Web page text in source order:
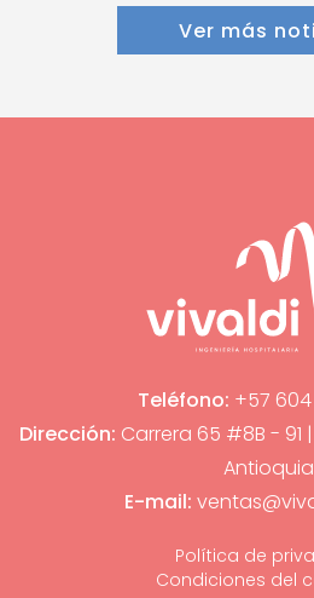
Ver más
Teléfono: +57
Dirección: Carrera 65 #8B - 91
E-mail:
Política de
Condiciones del